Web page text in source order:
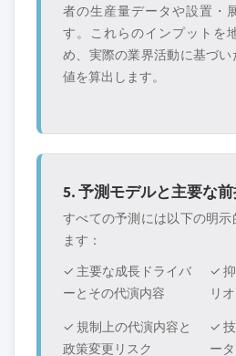
者の生産量データや設置・
す。これらのインプットを
め、実際の業界活動に基づ
値を算出します。
5. 予測モデルと主要な
すべての予測には以下の明
ます：
✓ 主要な成長ドライバ
ーとその代演内容
✓
リオ
✓ 規制上の代演内容と
政策変更リスク
✓
ータ